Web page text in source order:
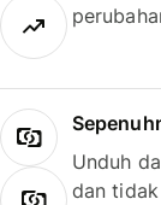
Unduh
dan